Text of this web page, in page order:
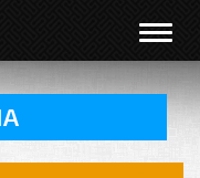
Menü